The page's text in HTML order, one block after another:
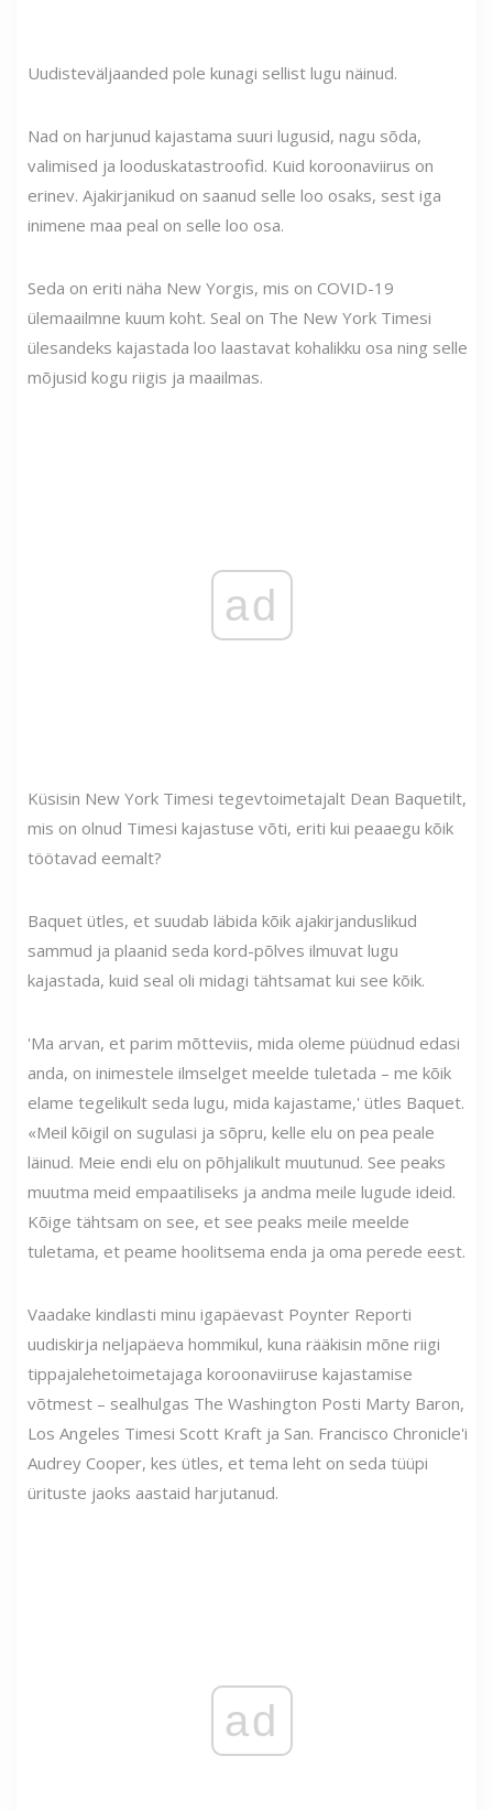
Uudisteväljaanded pole kunagi sellist lugu näinud.
Nad on harjunud kajastama suuri lugusid, nagu sõda,
valimised ja looduskatastroofid. Kuid koroonaviirus on
erinev. Ajakirjanikud on saanud selle loo osaks, sest iga
inimene maa peal on selle loo osa.
Seda on eriti näha New Yorgis, mis on COVID-19
ülemaailmne kuum koht. Seal on The New York Timesi
ülesandeks kajastada loo laastavat kohalikku osa ning selle
mõjusid kogu riigis ja maailmas.
ad
Küsisin New York Timesi tegevtoimetajalt Dean Baquetilt,
mis on olnud Timesi kajastuse võti, eriti kui peaaegu kõik
töötavad eemalt?
Baquet ütles, et suudab läbida kõik ajakirjanduslikud
sammud ja plaanid seda kord-põlves ilmuvat lugu
kajastada, kuid seal oli midagi tähtsamat kui see kõik.
'Ma arvan, et parim mõtteviis, mida oleme püüdnud edasi
anda, on inimestele ilmselget meelde tuletada – me kõik
elame tegelikult seda lugu, mida kajastame,' ütles Baquet.
«Meil kõigil on sugulasi ja sõpru, kelle elu on pea peale
läinud. Meie endi elu on põhjalikult muutunud. See peaks
muutma meid empaatiliseks ja andma meile lugude ideid.
Kõige tähtsam on see, et see peaks meile meelde
tuletama, et peame hoolitsema enda ja oma perede eest.
Vaadake kindlasti minu igapäevast Poynter Reporti
uudiskirja neljapäeva hommikul, kuna rääkisin mõne riigi
tippajalehetoimetajaga koroonaviiruse kajastamise
võtmest – sealhulgas The Washington Posti Marty Baron,
Los Angeles Timesi Scott Kraft ja San. Francisco Chronicle'i
Audrey Cooper, kes ütles, et tema leht on seda tüüpi
ürituste jaoks aastaid harjutanud.
ad